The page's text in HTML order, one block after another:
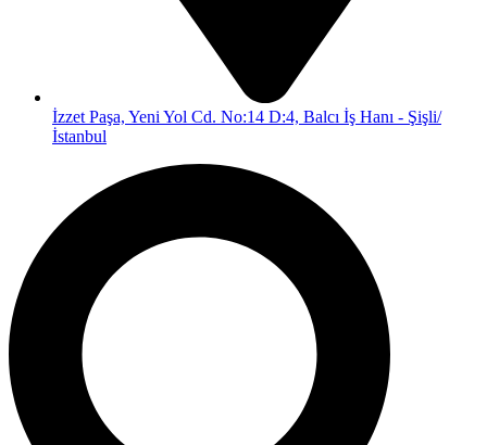
İzzet Paşa, Yeni Yol Cd. No:14 D:4, Balcı İş Hanı - Şişli/
İstanbul